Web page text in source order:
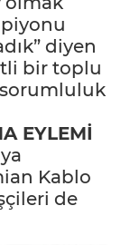
diyen
bir toplu
sorumluluk
EYLEMİ
Kablo
de